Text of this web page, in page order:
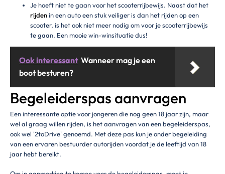
Je hoeft niet te gaan voor het scooterrijbewijs. Naast dat het
rijdenin een auto een stuk veiliger is dan het rijden op een
scooter, is het ook niet meer nodig om voor je scooterrijbewijs
te gaan. Een mooie win-winsituatie dus!
Ook interessant Wanneer mag je een
boot besturen?
Begeleiderspas aanvragen
Een interessante optie voor jongeren die nog geen 18 jaar zijn, maar
wel al graag willen rijden, is het aanvragen van een begeleiderspas,
ook wel '2toDrive' genoemd. Met deze pas kun je onder begeleiding
van een ervaren bestuurder autorijden voordat je de leeftijd van 18
jaar hebt bereikt.